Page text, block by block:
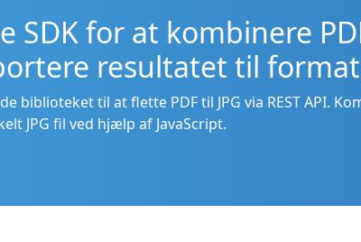
SDK for at kombinere
resultatet til
biblioteket til at flette PDF til JPG via REST API.
JPG fil ved hjælp af JavaScript.